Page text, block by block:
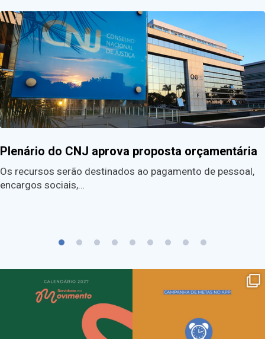
Plenário do CNJ aprova proposta orçamentária
Os recursos serão destinados ao pagamento de pessoal,
encargos sociais,…